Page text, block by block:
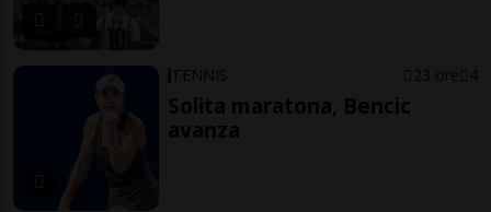
TENNIS 23 ore 4
Solita maratona, Bencic
avanza